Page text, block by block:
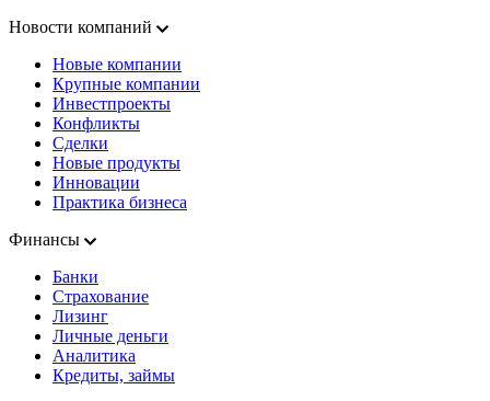
Новости компаний
Новые компании
Крупные компании
Инвестпроекты
Конфликты
Сделки
Новые продукты
Инновации
Практика бизнеса
Финансы
Банки
Страхование
Лизинг
Личные деньги
Аналитика
Кредиты, займы